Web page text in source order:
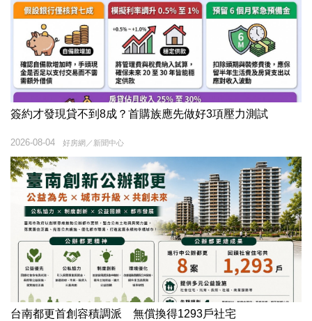
簽約才發現貸不到8成？首購族應先做好3項壓力測試
好房網／新聞中心
2026-08-04
台南都更首創容積調派 無償換得1293戶社宅